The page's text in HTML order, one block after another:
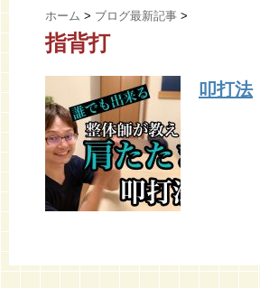
ホーム > ブログ最新記事 >
指背打
叩打法